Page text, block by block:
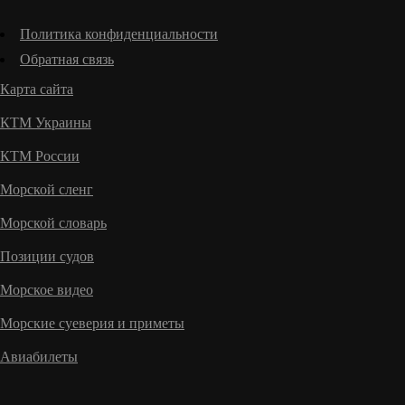
Политика конфиденциальности
Обратная связь
Карта сайта
КТМ Украины
КТМ России
Морской сленг
Морской словарь
Позиции судов
Морское видео
Морские суеверия и приметы
Авиабилеты